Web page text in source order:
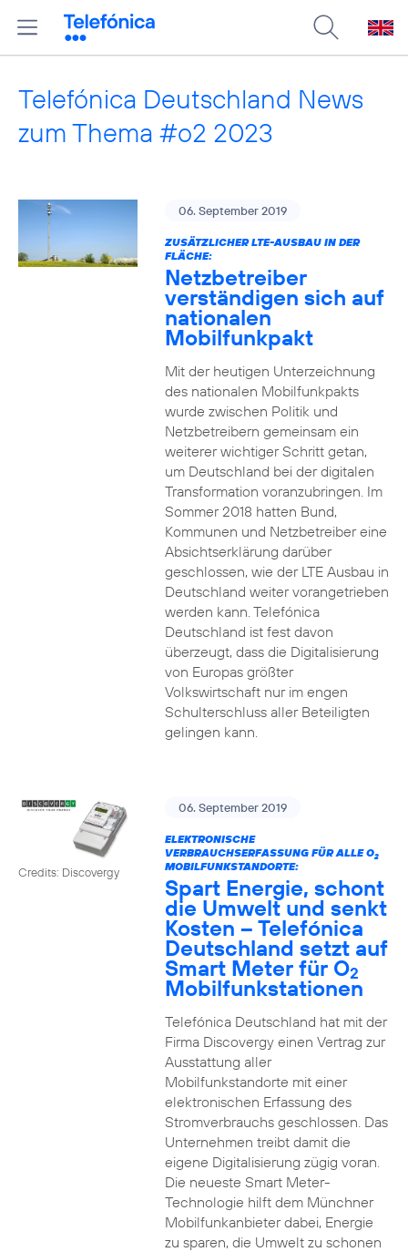
Telefónica Deutschland News
zum Thema #o2 2023
06. September 2019
ZUSÄTZLICHER LTE-AUSBAU IN DER
FLÄCHE:
Netzbetreiber
verständigen sich auf
nationalen
Mobilfunkpakt
Mit der heutigen Unterzeichnung
des nationalen Mobilfunkpakts
wurde zwischen Politik und
Netzbetreibern gemeinsam ein
weiterer wichtiger Schritt getan,
um Deutschland bei der digitalen
Transformation voranzubringen. Im
Sommer 2018 hatten Bund,
Kommunen und Netzbetreiber eine
Absichtserklärung darüber
geschlossen, wie der LTE Ausbau in
Deutschland weiter vorangetrieben
werden kann. Telefónica
Deutschland ist fest davon
überzeugt, dass die Digitalisierung
von Europas größter
Volkswirtschaft nur im engen
Schulterschluss aller Beteiligten
gelingen kann.
Credits: Discovergy
06. September 2019
ELEKTRONISCHE
VERBRAUCHSERFASSUNG FÜR ALLE O2
MOBILFUNKSTANDORTE:
Spart Energie, schont
die Umwelt und senkt
Kosten – Telefónica
Deutschland setzt auf
Smart Meter für O2
Mobilfunkstationen
Telefónica Deutschland hat mit der
Firma Discovergy einen Vertrag zur
Ausstattung aller
Mobilfunkstandorte mit einer
elektronischen Erfassung des
Stromverbrauchs geschlossen. Das
Unternehmen treibt damit die
eigene Digitalisierung zügig voran.
Die neueste Smart Meter-
Technologie hilft dem Münchner
Mobilfunkanbieter dabei, Energie
zu sparen, die Umwelt zu schonen